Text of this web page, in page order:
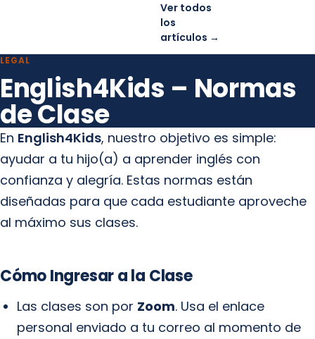
Ver todos
los
artículos →
LEGAL
English4Kids – Normas
de Clase
En English4Kids, nuestro objetivo es simple:
ayudar a tu hijo(a) a aprender inglés con
confianza y alegría. Estas normas están
diseñadas para que cada estudiante aproveche
al máximo sus clases.
Cómo Ingresar a la Clase
Las clases son por Zoom. Usa el enlace
personal enviado a tu correo al momento de